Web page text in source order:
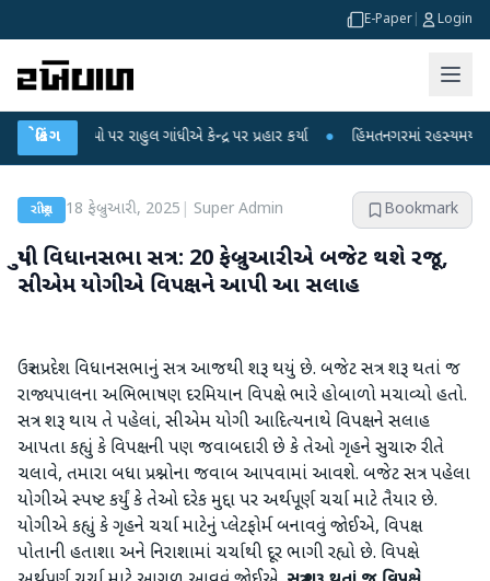
E-Paper Login
બ્રેકિંગ
પર રાહુલ ગાંધીએ કેન્દ્ર પર પ્રહાર કર્યા ● હિંમતનગરમાં રહસ્યમય વાયરસ કે
રાષ્ટ્રીય 18 ફેબ્રુઆરી, 2025 Super Admin Bookmark
યુપી વિધાનસભા સત્ર: 20 ફેબ્રુઆરીએ બજેટ થશે રજૂ,
સીએમ યોગીએ વિપક્ષને આપી આ સલાહ
ઉત્તર પ્રદેશ વિધાનસભાનું સત્ર આજથી શરૂ થયું છે. બજેટ સત્ર શરૂ થતાં જ
રાજ્યપાલના અભિભાષણ દરમિયાન વિપક્ષે ભારે હોબાળો મચાવ્યો હતો.
સત્ર શરૂ થાય તે પહેલાં, સીએમ યોગી આદિત્યનાથે વિપક્ષને સલાહ
આપતા કહ્યું કે વિપક્ષની પણ જવાબદારી છે કે તેઓ ગૃહને સુચારુ રીતે
ચલાવે, તમારા બધા પ્રશ્નોના જવાબ આપવામાં આવશે. બજેટ સત્ર પહેલા
યોગીએ સ્પષ્ટ કર્યું કે તેઓ દરેક મુદ્દા પર અર્થપૂર્ણ ચર્ચા માટે તૈયાર છે.
યોગીએ કહ્યું કે ગૃહને ચર્ચા માટેનું પ્લેટફોર્મ બનાવવું જોઈએ, વિપક્ષ
પોતાની હતાશા અને નિરાશામાં ચર્ચાથી દૂર ભાગી રહ્યો છે. વિપક્ષે